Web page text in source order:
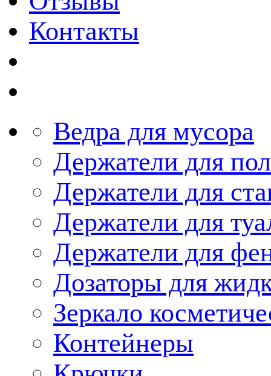
Контакты
Ведра для мусора
Держатели для
Держатели для
Держатели для
Держатели для
Дозаторы для
Зеркало
Контейнеры